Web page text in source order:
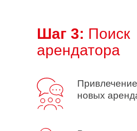
Шаг 3: Поиск
арендатора
Привлечение
новых